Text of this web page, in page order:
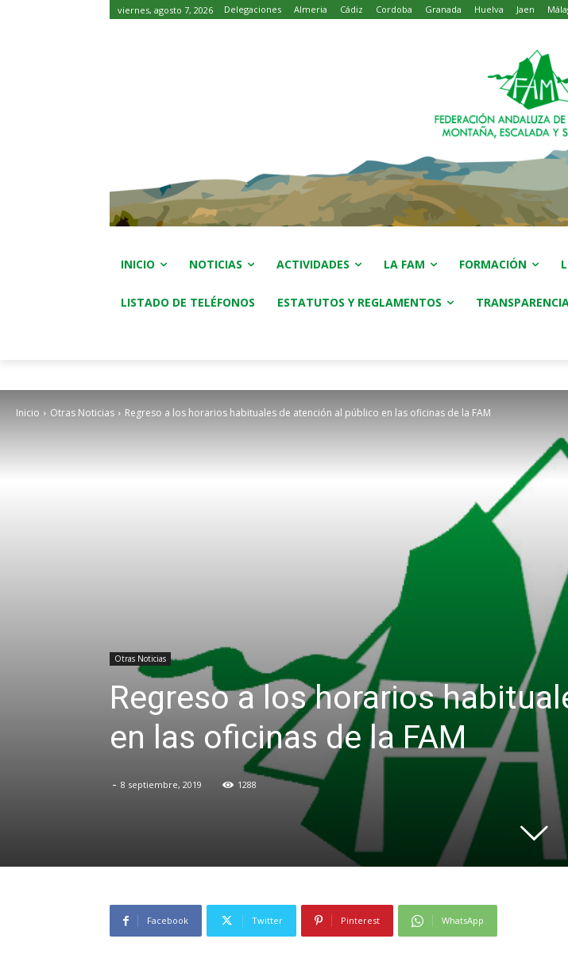
viernes, agosto 7, 2026 Delegaciones Almeria Cádiz Cordoba Granada Huelva Jaen
INICIO NOTICIAS ACTIVIDADES LA FAM FORMACIÓN
LISTADO DE TELÉFONOS ESTATUTOS Y REGLAMENTOS
Inicio Otras Noticias Regreso a los horarios habituales de atención al público en las oficinas de la FAM
Otras Noticias
Regreso a los horarios
en las oficinas de la FAM
- 8 septiembre, 2019 1288
Facebook Twitter Pinterest WhatsApp